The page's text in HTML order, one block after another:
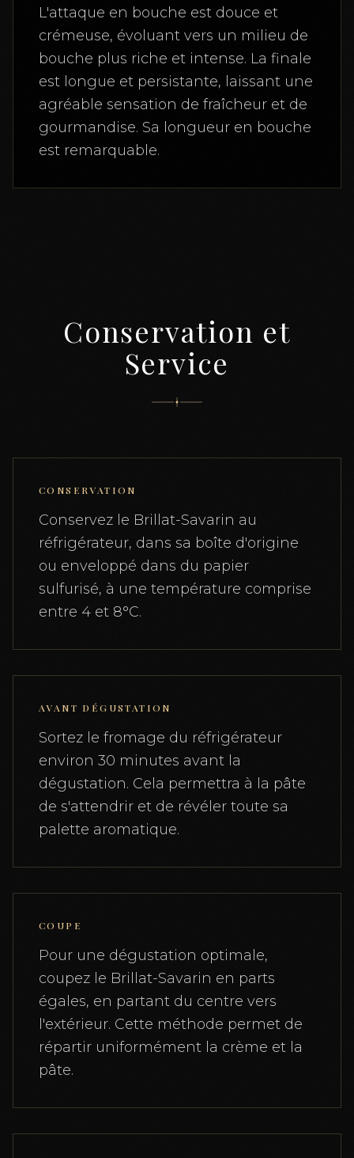
L'attaque en bouche est douce et
crémeuse, évoluant vers un milieu de
bouche plus riche et intense. La finale
est longue et persistante, laissant une
agréable sensation de fraîcheur et de
gourmandise. Sa longueur en bouche
est remarquable.
Conservation et
Service
CONSERVATION
Conservez le Brillat-Savarin au
réfrigérateur, dans sa boîte d'origine
ou enveloppé dans du papier
sulfurisé, à une température comprise
entre 4 et 8°C.
AVANT DÉGUSTATION
Sortez le fromage du réfrigérateur
environ 30 minutes avant la
dégustation. Cela permettra à la pâte
de s'attendrir et de révéler toute sa
palette aromatique.
COUPE
Pour une dégustation optimale,
coupez le Brillat-Savarin en parts
égales, en partant du centre vers
l'extérieur. Cette méthode permet de
répartir uniformément la crème et la
pâte.